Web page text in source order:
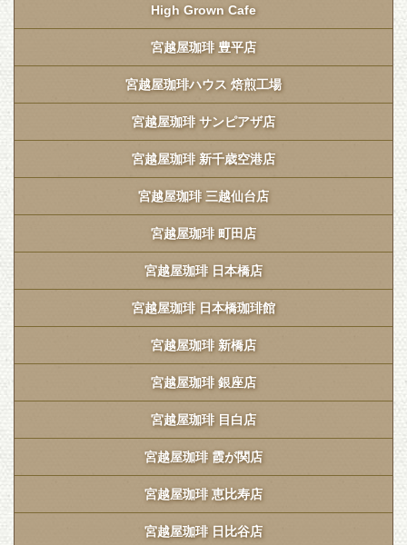
High Grown Cafe
宮越屋珈琲 豊平店
宮越屋珈琲ハウス 焙煎工場
宮越屋珈琲 サンピアザ店
宮越屋珈琲 新千歳空港店
宮越屋珈琲 三越仙台店
宮越屋珈琲 町田店
宮越屋珈琲 日本橋店
宮越屋珈琲 日本橋珈琲館
宮越屋珈琲 新橋店
宮越屋珈琲 銀座店
宮越屋珈琲 目白店
宮越屋珈琲 霞が関店
宮越屋珈琲 恵比寿店
宮越屋珈琲 日比谷店